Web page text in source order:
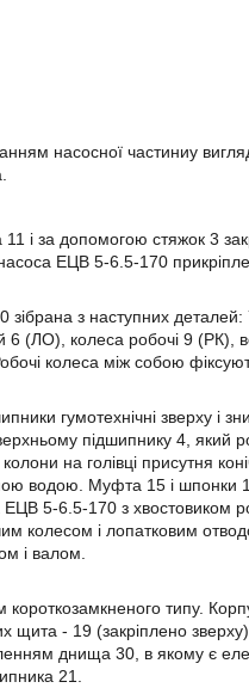
насосної частиниу
і за допомогою стяжок 3
ЕЦВ 5-6.5-170
зібрана з наступних
6 (ЛО), колеса робочі 9 (РК),
колеса між собою
гумотехнічні зверху і
підшипнику 4, який
на голівці присутня
водою. Муфта 15 і шпонки
ЕЦВ 5-6.5-170 з хвостовиком
колесом і лопатковим
і валом.
типу.
щита - 19 (закріплено зверху)
днища 30, в якому є
21.